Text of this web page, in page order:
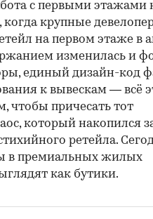
с первыми этажами
когда крупные
на первом этаже в
изменилась и
единый дизайн-код
к вывескам — всё
чтобы причесать тот
который накопился
ретейла.
в премиальных жилых
как бутики.